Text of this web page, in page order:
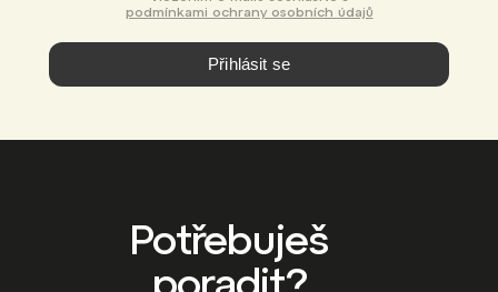
podmínkami ochrany osobních údajů
Přihlásit se
Potřebuješ
poradit?